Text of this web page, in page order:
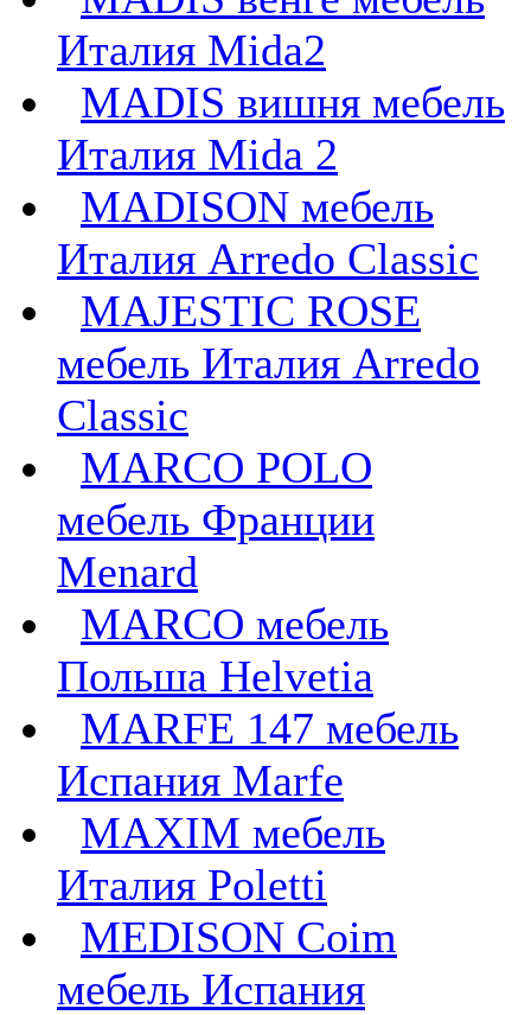
Италия Mida2
MADIS вишня мебель
Италия Mida 2
MADISON мебель
Италия Arredo Classic
MAJESTIC ROSE
мебель Италия Arredo
Classic
MARCO POLO
мебель Франции
Menard
MARCO мебель
Польша Helvetia
MARFE 147 мебель
Испания Marfe
MAXIM мебель
Италия Poletti
MEDISON Coim
мебель Испания